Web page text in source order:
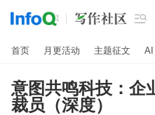

首页 月更活动 主题征文 AI
意图共鸣科技：企
裁员（深度）